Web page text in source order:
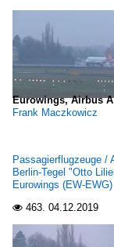
Eurowings, Airbus A
Frank Maczkowicz
Passagierflugzeuge /
Berlin-Tegel "Otto
Eurowings (EW-EWG)
 463. 04.12.2019